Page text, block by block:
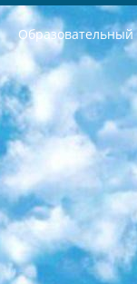
Образовательный
РЕСПУБЛИКА УЗБЕКИСТАН МИНИСТРЕРСТВО ДОШКОЛЬНОГО И ШКОЛЬНОГО ОБРАЗОВАНИЯ КОМАНДА в общеобразовательных учреждениях в 2023-2024 учебном году организация и проведение итоговой государственной аттестации обучающихся о Министра дошкольного и школьного образования Республики Узбекистан от 4 марта 2008 года (постановлением Минюста от 20 марта 2008 года № 1778 государственной регистрации) «Итоговое состояние учащихся общего среднего образования на основании положения об утверждении положения об аттестации общего среднего образования выпускной экзамен студентов в образовательных учреждениях в 2023-2024 учебном году В целях организации и прохождения аттестации приказываю: 1. Следующее: перечень предметов, по которым будет проводиться итоговая государственная аттестация и экзамен формы перевода согласно приложению 1; сертификаты международного образца, оценивающие уровень владения иностранными языками перечень согласно приложению 2; 2. Педагогический при специализированных образовательных учреждениях. научно-практический центр квалификации и международной оценки (Д.Давидова) 2024 г. До 25 марта: задания по предметам, по которым будет проводиться итоговая аттестация разработка и утверждение технических условий; итоговая аттестация на основании разработанного предметного задания разработка вопросов по предметам (устно и письменно), экзамен передача; общеобразовательные средние школы и специальные учебные заведения учащиеся выпускных классов школ и интернатов в агентской системе подготовка базы данных экзаменационных материалов и критериев оценки; перевод базы экзаменационных материалов на все языки обучения подать в Республиканский образовательный центр для изготовления; варианты экзаменов на основе разработанных контрольных материалов пусть будут поставлены задачи формирования. 3. Республиканский образовательный центр (Ш.Худайкулов) до 5 апреля 2024 года. до: база данных предоставленных экзаменационных материалов на все языки обучения перевод и экспертиза; для слепых, слабовидящих, глухих, слабослышащих и умственно отсталых детей учащиеся выпускных классов специализированных школ и школ-интернатов база данных экзаменационных материалов на всех преподаваемых языках подготовка критериев оценки; специализированные школы для умственно отсталых детей и технологии для учащихся выпускных классов школ-интернатов разработка соответствующих рекомендаций и критериев проведения ЕГЭ по естествознанию давать задания. 4. Педагогический при специализированных образовательных учреждениях. Научно-практический центр навыков и международной оценки (Д.Давидова), Республика образовательный центр (Худайкулов Ш.) итоговый государственный аттестационный экзамен ориентирован на творческое и логическое мышление при подготовке базы материалов учитывать введение заданий. 5. Следует отметить, что: сертификат государственного образца о знании общеобразовательного предмета и как минимум национальный уровень B1 по предметам на иностранных языках, указанным в Приложении 2. или международно признанный сертификат эквивалентного уровня студенты, изучающие определенный предмет, освобождаются от экзамена; по соответствующим предметам запланирована итоговая государственная аттестация за день до дня, путем жеребьевки Рабочей группой (в письменной форме по предметам, проводимым в форме) из числа сформированных вариантов выбрано 2 варианта; 2 выбранных варианта экзамена анонсированы на официальном сайте министерства и все выпускники по всей стране на основе этих вариантов проводит итоговую государственную аттестацию. 6. Государственное образование учащихся средних общеобразовательных учреждений. знания в